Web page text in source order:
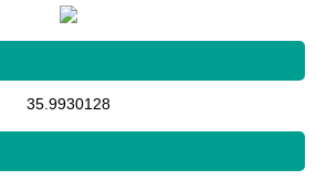
35.9930128